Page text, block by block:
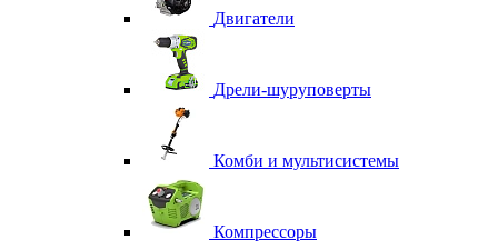
Двигатели
Дрели-шуруповерты
Комби и мультисистемы
Компрессоры